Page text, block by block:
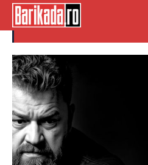
costin georgescu